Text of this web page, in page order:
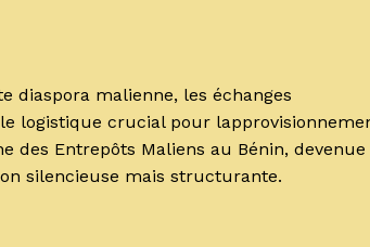
diaspora malienne, les échanges
logistique crucial pour
des Entrepôts Maliens au Bénin, devenue
silencieuse mais structurante.